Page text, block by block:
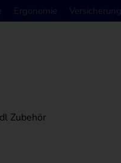
Ergonomie Versicherung
Zubehör